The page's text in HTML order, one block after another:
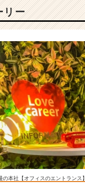
爆
裂
中
＃
つ
み
獲
れ！
入
社
3
年
で
リー
の本社【オフィスのエントランス】